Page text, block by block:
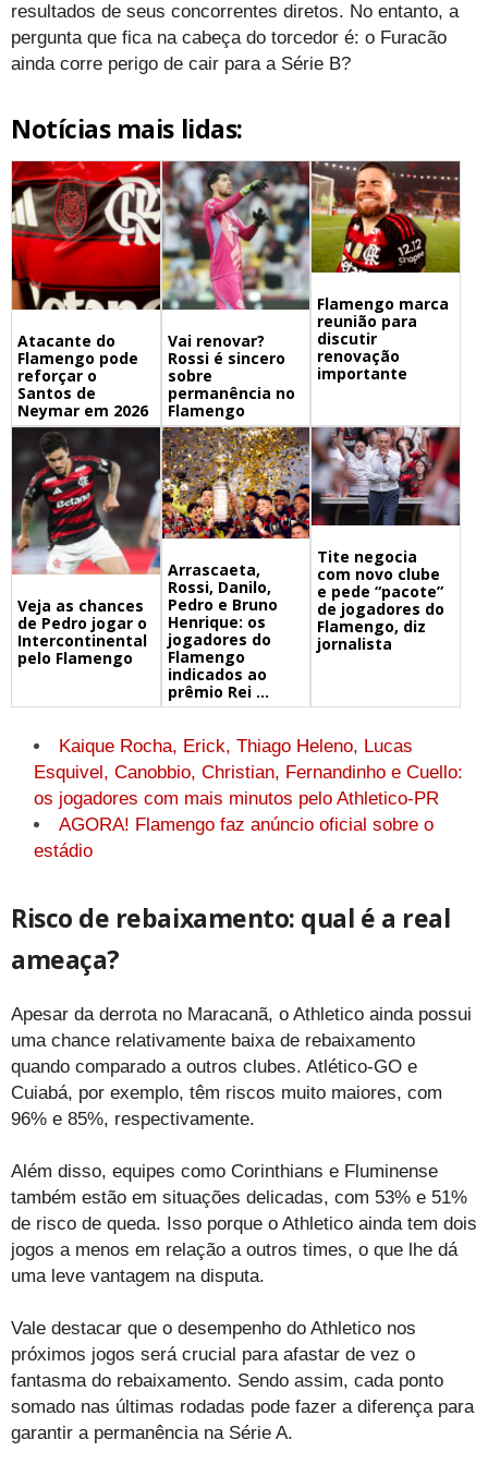
resultados de seus concorrentes diretos. No entanto, a
pergunta que fica na cabeça do torcedor é: o Furacão
ainda corre perigo de cair para a Série B?
Notícias mais lidas:
Atacante do
Flamengo pode
reforçar o
Santos de
Neymar em 2026
Vai renovar?
Rossi é sincero
sobre
permanência no
Flamengo
Flamengo marca
reunião para
discutir
renovação
importante
Veja as chances
de Pedro jogar o
Intercontinental
pelo Flamengo
Arrascaeta,
Rossi, Danilo,
Pedro e Bruno
Henrique: os
jogadores do
Flamengo
indicados ao
prêmio Rei ...
Tite negocia
com novo clube
e pede “pacote”
de jogadores do
Flamengo, diz
jornalista
Kaique Rocha, Erick, Thiago Heleno, Lucas
Esquivel, Canobbio, Christian, Fernandinho e Cuello:
os jogadores com mais minutos pelo Athletico-PR
AGORA! Flamengo faz anúncio oficial sobre o
estádio
Risco de rebaixamento: qual é a real
ameaça?
Apesar da derrota no Maracanã, o Athletico ainda possui
uma chance relativamente baixa de rebaixamento
quando comparado a outros clubes. Atlético-GO e
Cuiabá, por exemplo, têm riscos muito maiores, com
96% e 85%, respectivamente.
Além disso, equipes como Corinthians e Fluminense
também estão em situações delicadas, com 53% e 51%
de risco de queda. Isso porque o Athletico ainda tem dois
jogos a menos em relação a outros times, o que lhe dá
uma leve vantagem na disputa.
Vale destacar que o desempenho do Athletico nos
próximos jogos será crucial para afastar de vez o
fantasma do rebaixamento. Sendo assim, cada ponto
somado nas últimas rodadas pode fazer a diferença para
garantir a permanência na Série A.